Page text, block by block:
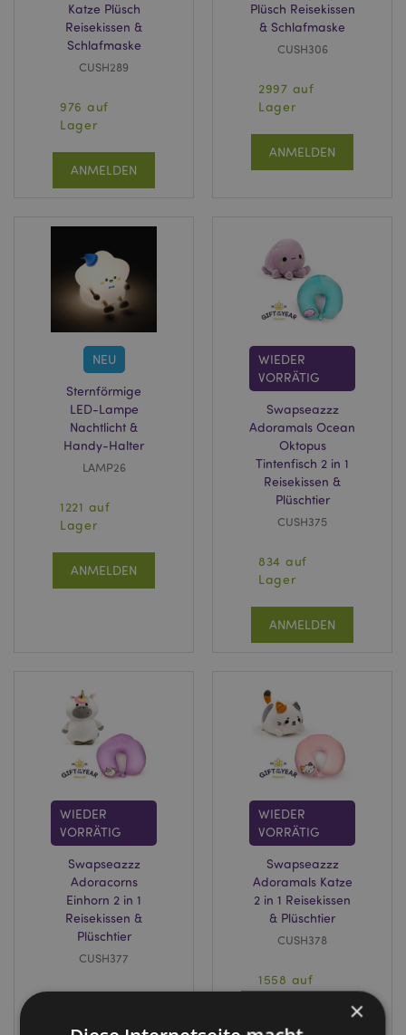
Katze Plüsch
Reisekissen &
Schlafmaske
CUSH289
976 auf
Lager
ANMELDEN
Plüsch Reisekissen
& Schlafmaske
CUSH306
2997 auf
Lager
ANMELDEN
NEU
Sternförmige
LED-Lampe
Nachtlicht &
Handy-Halter
LAMP26
1221 auf
Lager
ANMELDEN
WIEDER
VORRÄTIG
Swapseazzz
Adoramals Ocean
Oktopus
Tintenfisch 2 in 1
Reisekissen &
Plüschtier
CUSH375
834 auf
Lager
ANMELDEN
WIEDER
VORRÄTIG
Swapseazzz
Adoracorns
Einhorn 2 in 1
Reisekissen &
Plüschtier
CUSH377
WIEDER
VORRÄTIG
Swapseazzz
Adoramals Katze
2 in 1 Reisekissen
& Plüschtier
CUSH378
1558 auf
×